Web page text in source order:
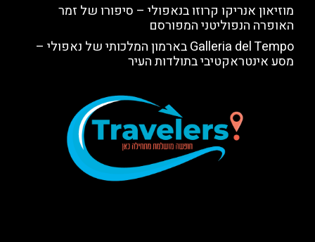
מוזיאון אנריקו קרוזו בנאפולי – סיפורו של זמר
האופרה הנפוליטני המפורסם
Galleria del Tempo בארמון המלכותי של נאפולי –
מסע אינטראקטיבי בתולדות העיר